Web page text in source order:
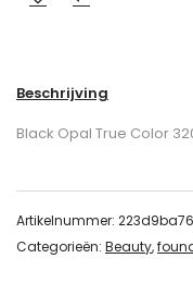
Beschrijving
Black Opal True Color
Artikelnummer:
Categorieën: Beauty,